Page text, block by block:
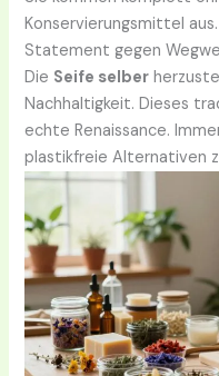
Konservierungsmittel
Statement gegen
Die Seife selber
Nachhaltigkeit. Dieses
echte Renaissance.
plastikfreie Alternativen